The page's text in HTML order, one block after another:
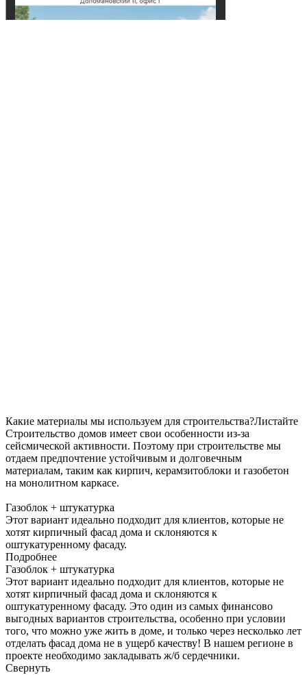
Какие материалы мы используем для строительства?Листайте
Строительство домов имеет свои особенности из-за
сейсмической активности. Поэтому при строительстве мы
отдаем предпочтение устойчивым и долговечным
материалам, таким как кирпич, керамзитоблоки и газобетон
на монолитном каркасе.
Газоблок + штукатурка
Этот вариант идеально подходит для клиентов, которые не
хотят кирпичный фасад дома и склоняются к
оштукатуренному фасаду.
Подробнее
Газоблок + штукатурка
Этот вариант идеально подходит для клиентов, которые не
хотят кирпичный фасад дома и склоняются к
оштукатуренному фасаду. Это один из самых финансово
выгодных вариантов строительства, особенно при условии
того, что можно уже жить в доме, и только через несколько лет
отделать фасад дома не в ущерб качеству! В нашем регионе в
проекте необходимо закладывать ж/б сердечники.
Свернуть